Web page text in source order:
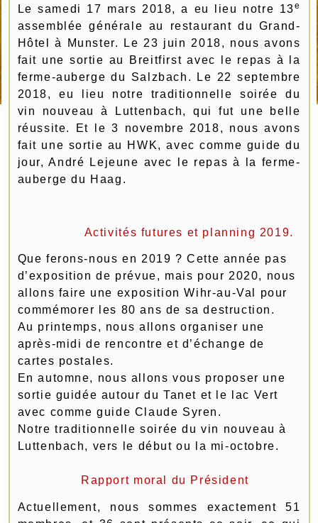
Le samedi 17 mars 2018, a eu lieu notre 13e
assemblée générale au restaurant du Grand-
Hôtel à Munster. Le 23 juin 2018, nous avons
fait une sortie au Breitfirst avec le repas à la
ferme-auberge du Salzbach. Le 22 septembre
2018, eu lieu notre traditionnelle soirée du
vin nouveau à Luttenbach, qui fut une belle
réussite. Et le 3 novembre 2018, nous avons
fait une sortie au HWK, avec comme guide du
jour, André Lejeune avec le repas à la ferme-
auberge du Haag.
Activités futures et planning 2019.
Que ferons-nous en 2019 ? Cette année pas
d’exposition de prévue, mais pour 2020, nous
allons faire une exposition Wihr-au-Val pour
commémorer les 80 ans de sa destruction.
Au printemps, nous allons organiser une
après-midi de rencontre et d’échange de
cartes postales.
En automne, nous allons vous proposer une
sortie guidée autour du Tanet et le lac Vert
avec comme guide Claude Syren.
Notre traditionnelle soirée du vin nouveau à
Luttenbach, vers le début ou la mi-octobre.
Rapport moral du Président
Actuellement, nous sommes exactement 51